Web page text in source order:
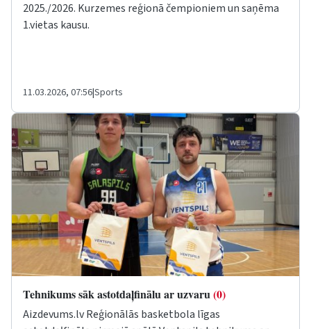
2025./2026. Kurzemes reģionā čempioniem un saņēma
1.vietas kausu.
11.03.2026, 07:56|Sports
Tehnikums sāk astotdaļfinālu ar uzvaru(0)
Aizdevums.lv Reģionālās basketbola līgas